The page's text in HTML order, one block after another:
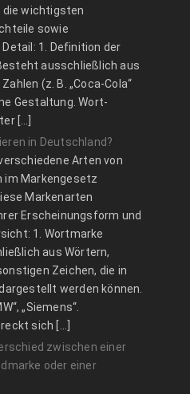
die wichtigsten
sowie
1. Definition der
ausschließlich aus
(z. B. „Coca-Cola“
Gestaltung. Wort-
[…]
in Deutschland?
Arten von
im Markengesetz
Markenarten
Erscheinungsform und
1. Wortmarke
aus Wörtern,
Zeichen, die in
werden können.
„Siemens“.
sich […]
zwischen einer
oder einer